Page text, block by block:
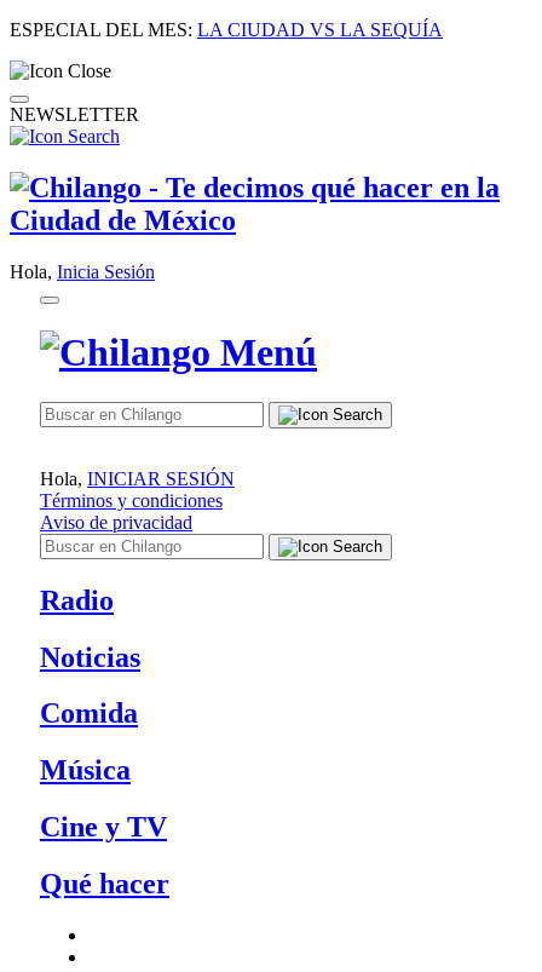
ESPECIAL DEL MES: LA CIUDAD VS LA SEQUÍA
NEWSLETTER
Hola, Inicia Sesión
Hola, INICIAR SESIÓN
Términos y condiciones
Aviso de privacidad
Radio
Noticias
Comida
Música
Cine y TV
Qué hacer